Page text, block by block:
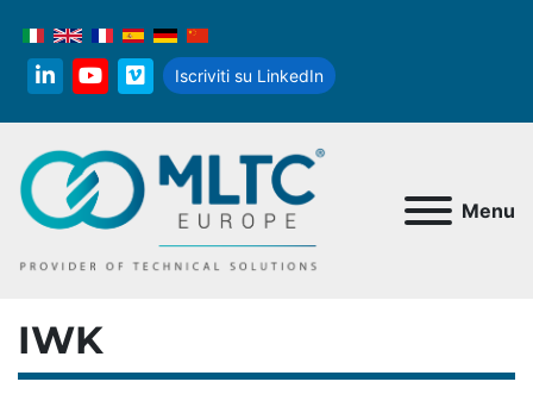
linkedinyoutube
vimeo
Iscriviti su LinkedIn
Menu
IWK